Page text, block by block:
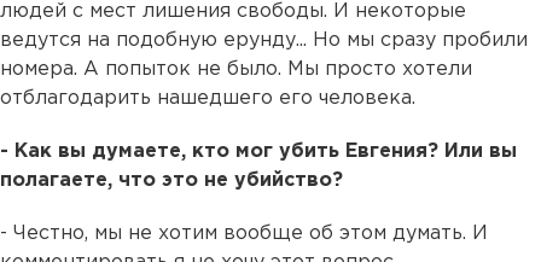
людей с мест лишения свободы. И некоторые
ведутся на подобную ерунду... Но мы сразу пробили
номера. А попыток не было. Мы просто хотели
отблагодарить нашедшего его человека.
- Как вы думаете, кто мог убить Евгения? Или вы
полагаете, что это не убийство?
- Честно, мы не хотим вообще об этом думать. И